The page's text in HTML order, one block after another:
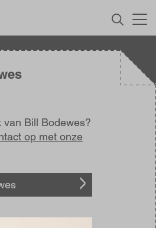
van Bill Bodewes?
op met onze